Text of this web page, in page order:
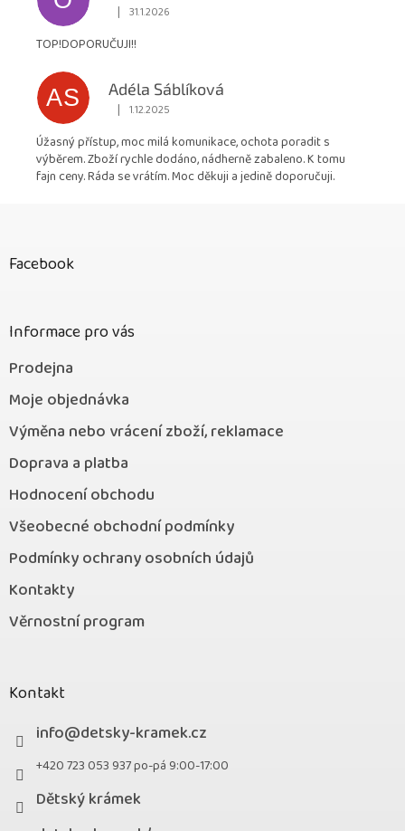
Hodnocení obchodu je 5 z 5 hvězdiček.
| 31.1.2026
TOP!DOPORUČUJI!!
AS
Adéla Sáblíková
Hodnocení obchodu je 5 z 5 hvězdiček.
| 1.12.2025
Úžasný přístup, moc milá komunikace, ochota poradit s
výběrem. Zboží rychle dodáno, nádherně zabaleno. K tomu
fajn ceny. Ráda se vrátím. Moc děkuji a jedině doporučuji.
Facebook
Informace pro vás
Prodejna
Moje objednávka
Výměna nebo vrácení zboží, reklamace
Doprava a platba
Hodnocení obchodu
Všeobecné obchodní podmínky
Podmínky ochrany osobních údajů
Kontakty
Věrnostní program
Kontakt
info@detsky-kramek.cz
+420 723 053 937 po-pá 9:00-17:00
Dětský krámek